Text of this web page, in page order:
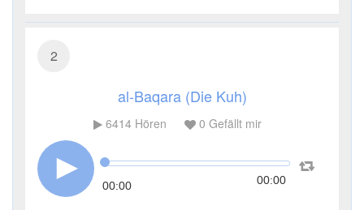
2
al-Baqara (Die Kuh)
6414Hören 0 Gefällt mir
00:00 00:00